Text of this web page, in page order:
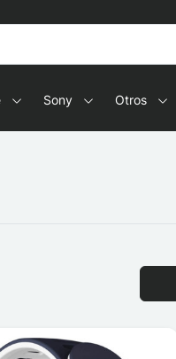
Sony Otros